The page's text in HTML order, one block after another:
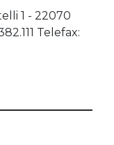
1 - 22070
Telefax: